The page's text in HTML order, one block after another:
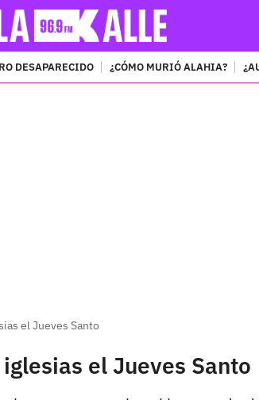
DESAPARECIDO ¿CÓMO MURIÓ ALAHIA?
el Jueves Santo
el Jueves Santo